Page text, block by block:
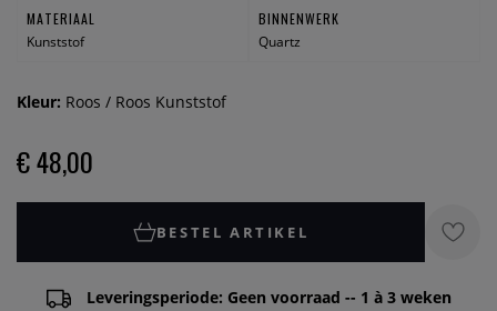
MATERIAAL
Kunststof
BINNENWERK
Quartz
Kleur: Roos / Roos Kunststof
€ 48,00
BESTEL ARTIKEL
Leveringsperiode: Geen voorraad -- 1 à 3 weken